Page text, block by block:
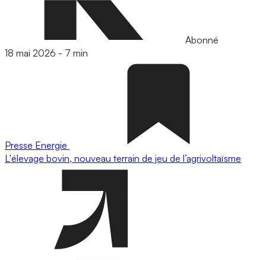
Abonné
18 mai 2026 - 7 min
Presse Energie
L'élevage bovin, nouveau terrain de jeu de l’agrivoltaïsme